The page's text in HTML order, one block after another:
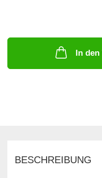
In den
BESCHREIBUNG